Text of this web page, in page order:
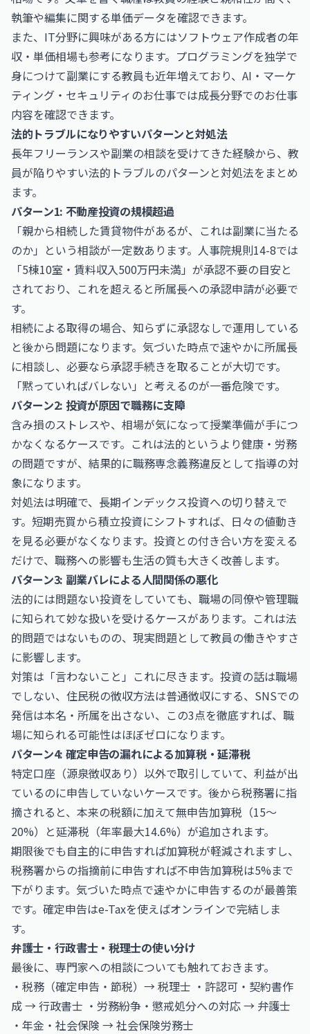
執筆や編集に関する単価データを確認できます。
また、IT分野に興味がある方にはソフトウェア作成者の年
収・単価相場も参考になります。プログラミングを独学で
身につけて副業にする教員も近年増えており、 AI・マーケ
ティング・セキュリティのお仕事では成長分野でのお仕事
内容を確認できます。
法的トラブルになりやすいパターンと対処法
長年フリーランスや副業の相談を受けてきた経験から、教
員が陥りやすい法的トラブルのパターンと対処法をまとめ
ます。
パターン1: 不動産投資の規模超過
「親から相続した賃貸物件があるが、これは副業に当たる
のか」という相談が一定数あります。人事院規則14-8では
「5棟10室・賃料収入500万円未満」が承認不要の目安と
されており、これを超えると所属長への承認申請が必要で
す。
相続による取得の場合、知らずに承認なしで運用している
と後から問題になります。気づいた時点で速やかに所属長
に相談し、必要なら承認手続きを取ることが大切です。
「黙っていればバレない」と考えるのが一番危険です。
パターン2: 投資が原因で職務に支障
含み損のストレスや、相場が気になって授業準備が手につ
かなくなるケースです。これは法的というより健康・労務
の問題ですが、結果的に職務専念義務違反として指導の対
象になります。
対処法は明確で、長期インデックス投資への切り替えで
す。短期売買から積立投資にシフトすれば、日々の値動き
を見る必要がなくなります。投資との付き合い方を変える
だけで、職務への影響も生活の質も大きく改善します。
パターン3: 副業バレによる人間関係の悪化
法的には問題ない投資をしていても、職場の同僚や管理職
に知られて妙な扱いを受けるケースがあります。これは法
的問題ではないものの、現実問題として教員の働きやすさ
に影響します。
対策は「言わないこと」これに尽きます。投資の話は職場
でしない、住民税の徴収方法は普通徴収にする、SNSでの
発信は本名・所属を出さない、この3点を徹底すれば、職
場に知られる可能性はほぼゼロになります。
パターン4: 確定申告の漏れによる加算税・延滞税
特定口座（源泉徴収あり）以外で取引していて、利益が出
ているのに申告していないケースです。後から税務署に指
摘されると、本来の税額に加えて無申告加算税（15〜
20%）と延滞税（年率最大14.6%）が追加されます。
期限後でも自主的に申告すれば加算税が軽減されますし、
税務署からの指摘前に申告すれば不申告加算税は5%まで
下がります。気づいた時点で速やかに申告するのが最善策
です。確定申告はe-Taxを使えばオンラインで完結しま
す。
弁護士・行政書士・税理士の使い分け
最後に、専門家への相談についても触れておきます。
・税務（確定申告・節税）→ 税理士 ・許認可・契約書作
成 → 行政書士 ・労務紛争・懲戒処分への対応 → 弁護士
・年金・社会保険 → 社会保険労務士